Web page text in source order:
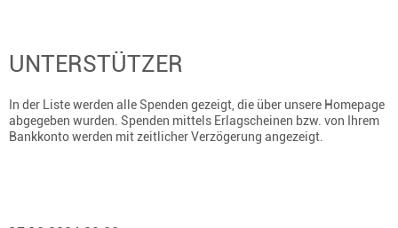
UNTERSTÜTZER
In der Liste werden alle Spenden gezeigt, die über unsere Homepage
abgegeben wurden. Spenden mittels Erlagscheinen bzw. von Ihrem
Bankkonto werden mit zeitlicher Verzögerung angezeigt.